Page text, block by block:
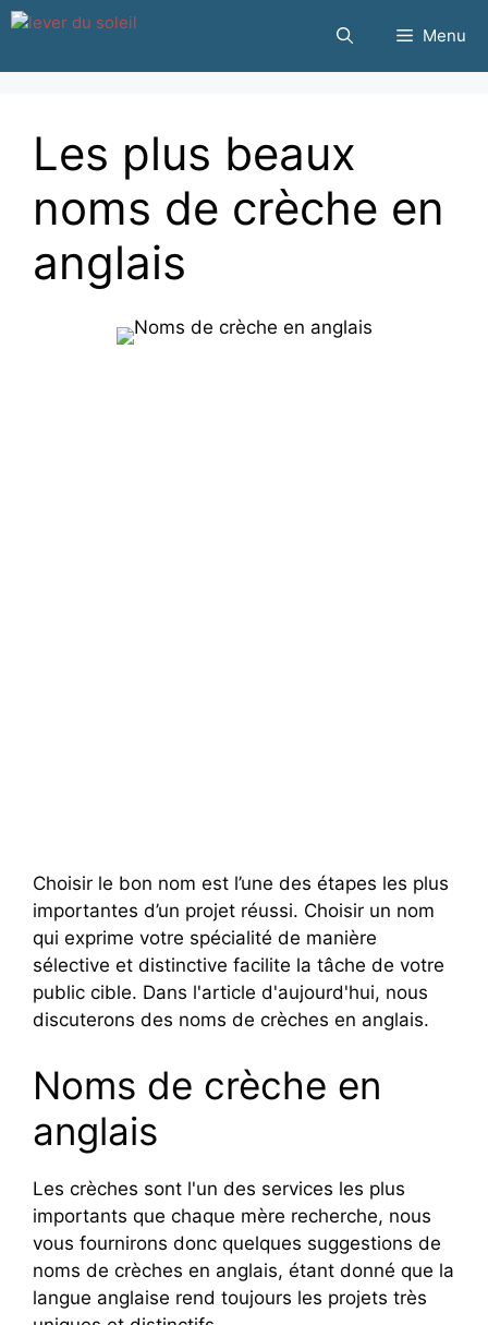
Passer
contenu
Menu
Les plus beaux
noms de crèche en
anglais
Choisir le bon nom est l’une des étapes les plus
importantes d’un projet réussi. Choisir un nom
qui exprime votre spécialité de manière
sélective et distinctive facilite la tâche de votre
public cible. Dans l'article d'aujourd'hui, nous
discuterons des noms de crèches en anglais.
Noms de crèche en
anglais
Les crèches sont l'un des services les plus
importants que chaque mère recherche, nous
vous fournirons donc quelques suggestions de
noms de crèches en anglais, étant donné que la
langue anglaise rend toujours les projets très